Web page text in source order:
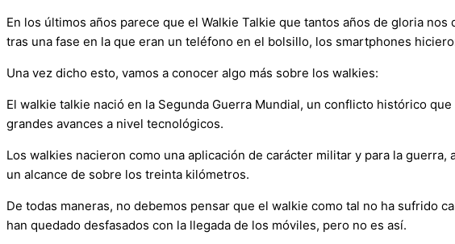
En los últimos años parece que el Walkie Talkie que tantos años de gloria
tras una fase en la que eran un teléfono en el bolsillo, los smartphones
Una vez dicho esto, vamos a conocer algo más sobre los walkies:
El walkie talkie nació en la Segunda Guerra Mundial, un conflicto histórico
grandes avances a nivel tecnológicos.
Los walkies nacieron como una aplicación de carácter militar y para la
un alcance de sobre los treinta kilómetros.
De todas maneras, no debemos pensar que el walkie como tal no ha sufrido
han quedado desfasados con la llegada de los móviles, pero no es así.